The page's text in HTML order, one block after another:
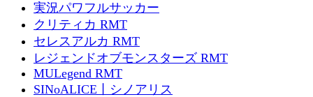
実況パワフルサッカー
クリティカ RMT
セレスアルカ RMT
レジェンドオブモンスターズ RMT
MULegend RMT
SINoALICE丨シノアリス